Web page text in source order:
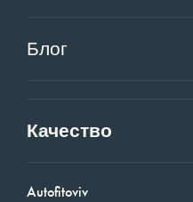
Блог
Качество
Autofitoviv